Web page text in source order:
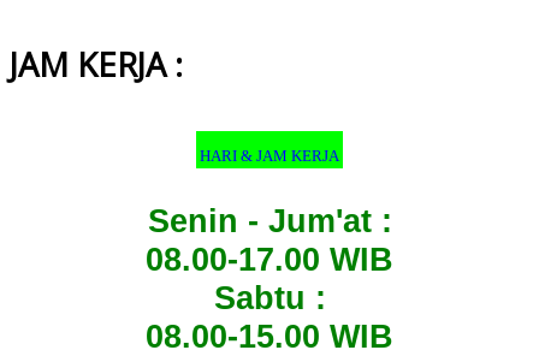
JAM KERJA :
HARI & JAM KERJA
Senin - Jum'at :
08.00-17.00 WIB
Sabtu :
08.00-15.00 WIB